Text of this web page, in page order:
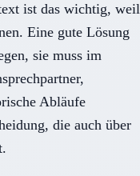
ist das wichtig, weil
Eine gute Lösung
sie muss im
Abläufe
die auch über